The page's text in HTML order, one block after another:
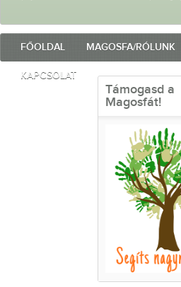
FŐOLDAL MAGOSFA/RÓLUNK
KAPCSOLAT
Támogasd a
Magosfát!